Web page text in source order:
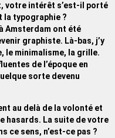
votre intérêt s’est-il porté
la typographie ?
Amsterdam ont été
graphiste. Là-bas, j’y
le minimalisme, la grille.
de l’époque en
sorte devenu
au delà de la volonté et
hasards. La suite de votre
ce sens, n’est-ce pas ?